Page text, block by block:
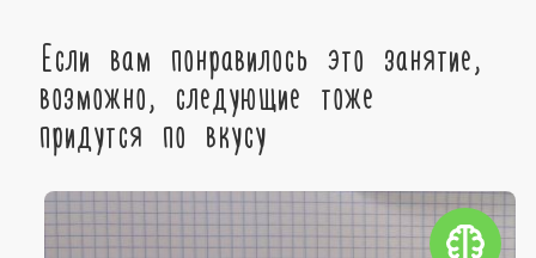
Если вам понравилось это занятие,
возможно, следующие тоже
придутся по вкусу